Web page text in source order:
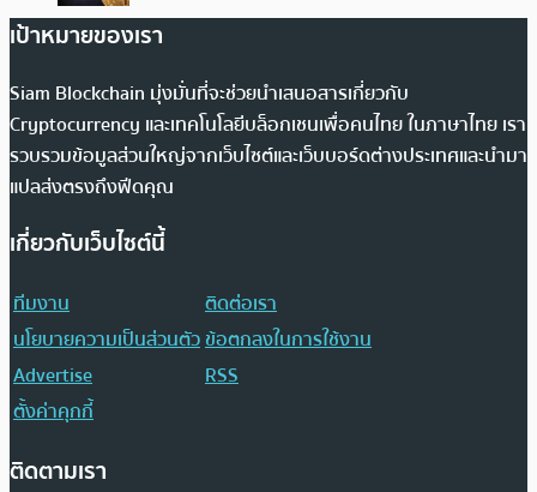
เป้าหมายของเรา
Siam Blockchain มุ่งมั่นที่จะช่วยนำเสนอสารเกี่ยวกับ
Cryptocurrency และเทคโนโลยีบล็อกเชนเพื่อคนไทย ในภาษาไทย เรา
รวบรวมข้อมูลส่วนใหญ่จากเว็บไซต์และเว็บบอร์ดต่างประเทศและนำมา
แปลส่งตรงถึงฟีดคุณ
เกี่ยวกับเว็บไซต์นี้
ทีมงาน
ติดต่อเรา
นโยบายความเป็นส่วนตัวข้อตกลงในการใช้งาน
Advertise
RSS
ตั้งค่าคุกกี้
ติดตามเรา